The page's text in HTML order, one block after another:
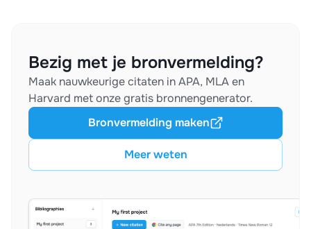
Bezig met je bronvermelding?
Maak nauwkeurige citaten in APA, MLA en
Harvard met onze gratis bronnengenerator.
Meer weten
Bronvermelding maken